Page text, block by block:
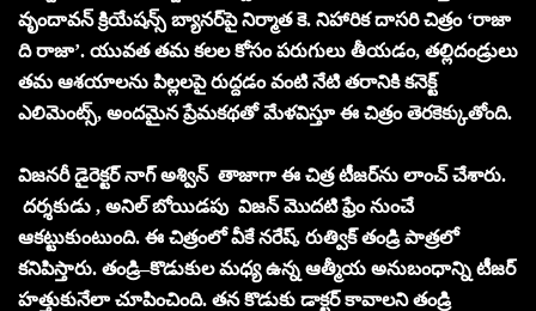
వృందావన్ క్రియేషన్స్ బ్యానర్‌పై నిర్మాత కె. నిహారిక దాసరి చిత్రం ‘రాజా
ది రాజా’. యువత తమ కలల కోసం పరుగులు తీయడం, తల్లిదండ్రులు
తమ ఆశయాలను పిల్లలపై రుద్దడం వంటి నేటి తరానికి కనెక్ట్
ఎలిమెంట్స్, అందమైన ప్రేమకథతో మేళవిస్తూ ఈ చిత్రం తెరకెక్కుతోంది.
విజనరీ డైరెక్టర్ నాగ్ అశ్విన్ తాజాగా ఈ చిత్ర టీజర్‌ను లాంచ్ చేశారు.
దర్శకుడు , అనిల్ బోయిడపు విజన్ మొదటి ఫ్రేం నుంచే
ఆకట్టుకుంటుంది. ఈ చిత్రంలో వీకే నరేష్, రుత్విక్ తండ్రి పాత్రలో
కనిపిస్తారు. తండ్రి–కొడుకుల మధ్య ఉన్న ఆత్మీయ అనుబంధాన్ని టీజర్
హత్తుకునేలా చూపించింది. తన కొడుకు డాక్టర్ కావాలని తండ్రి